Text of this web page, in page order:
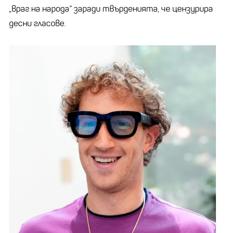
„враг на народа“ заради твърденията, че цензурира
десни гласове.